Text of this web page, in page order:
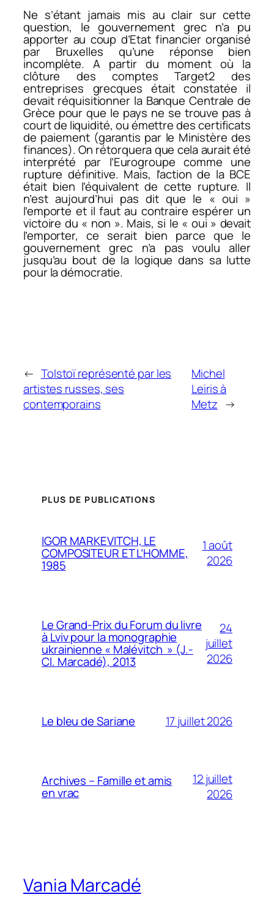
Ne s’étant jamais mis au clair sur cette
question, le gouvernement grec n’a pu
apporter au coup d’Etat financier organisé
par Bruxelles qu’une réponse bien
incomplète. A partir du moment où la
clôture des comptes Target2 des
entreprises grecques était constatée il
devait réquisitionner la Banque Centrale de
Grèce pour que le pays ne se trouve pas à
court de liquidité, ou émettre des certificats
de paiement (garantis par le Ministère des
finances). On rétorquera que cela aurait été
interprété par l’Eurogroupe comme une
rupture définitive. Mais, l’action de la BCE
était bien l’équivalent de cette rupture. Il
n’est aujourd’hui pas dit que le « oui »
l’emporte et il faut au contraire espérer un
victoire du « non ». Mais, si le « oui » devait
l’emporter, ce serait bien parce que le
gouvernement grec n’a pas voulu aller
jusqu’au bout de la logique dans sa lutte
pour la démocratie.
← Tolstoï représenté par les
artistes russes, ses
contemporains
Michel
Leiris à
Metz →
PLUS DE PUBLICATIONS
IGOR MARKEVITCH, LE
COMPOSITEUR ET L’HOMME,
1985
1 août
2026
Le Grand-Prix du Forum du livre
à Lviv pour la monographie
ukrainienne « Malévitch » (J.-
Cl. Marcadé), 2013
24
juillet
2026
Le bleu de Sariane 17 juillet 2026
Archives – Famille et amis
en vrac
12 juillet
2026
Vania Marcadé